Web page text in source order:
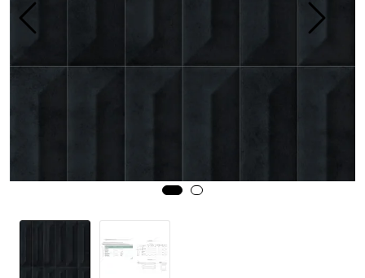
Prosjekt
Still et spørsmål
Min side
Logg inn